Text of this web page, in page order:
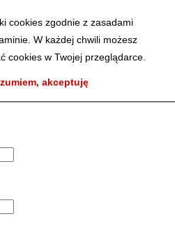
cookies zgodnie z zasadami
W każdej chwili możesz
cookies w Twojej przeglądarce.
akceptuję